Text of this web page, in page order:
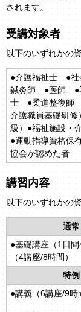
されます。
受講対象者
以下のいずれかの
●介護福祉士 ●
鍼灸師 ●医師 ●
士 ●柔道整復師 ●
介護職員基礎研修
級）●福祉施設・
●運動指導資格保
協会が認めた者
講習内容
以下のいずれかの
通
●基礎講座（1日
（4講座/8時間）
特
●講義（6講座/9